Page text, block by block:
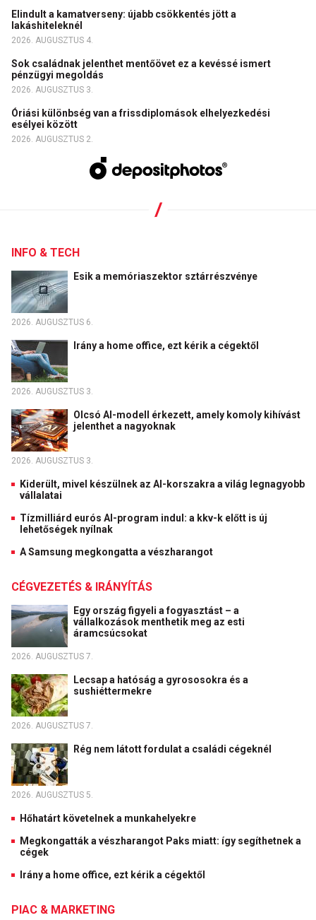
Elindult a kamatverseny: újabb csökkentés jött a
lakáshiteleknél
2026. AUGUSZTUS 4.
Sok családnak jelenthet mentőövet ez a kevéssé ismert
pénzügyi megoldás
2026. AUGUSZTUS 3.
Óriási különbség van a frissdiplomások elhelyezkedési
esélyei között
2026. AUGUSZTUS 2.
INFO & TECH
Esik a memóriaszektor sztárrészvénye
2026. AUGUSZTUS 6.
Irány a home office, ezt kérik a cégektől
2026. AUGUSZTUS 3.
Olcsó AI-modell érkezett, amely komoly kihívást
jelenthet a nagyoknak
2026. AUGUSZTUS 3.
Kiderült, mivel készülnek az AI-korszakra a világ legnagyobb
vállalatai
Tízmilliárd eurós AI-program indul: a kkv-k előtt is új
lehetőségek nyílnak
A Samsung megkongatta a vészharangot
CÉGVEZETÉS & IRÁNYÍTÁS
Egy ország figyeli a fogyasztást – a
vállalkozások menthetik meg az esti
áramcsúcsokat
2026. AUGUSZTUS 7.
Lecsap a hatóság a gyrososokra és a
sushiéttermekre
2026. AUGUSZTUS 7.
Rég nem látott fordulat a családi cégeknél
2026. AUGUSZTUS 5.
Hőhatárt követelnek a munkahelyekre
Megkongatták a vészharangot Paks miatt: így segíthetnek a
cégek
Irány a home office, ezt kérik a cégektől
PIAC & MARKETING